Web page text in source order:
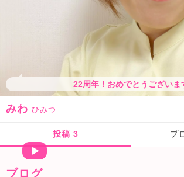
22周年！おめでとうございま
みわ ひみつ
投稿 3 プ
ブログ